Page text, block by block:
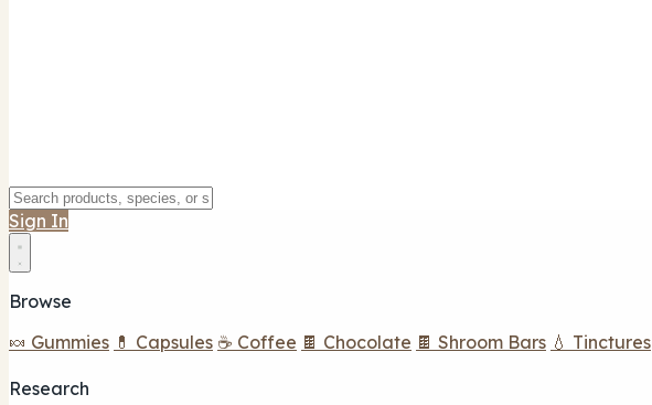
Sign In
Browse
🍬 Gummies 💊 Capsules ☕ Coffee 🍫 Chocolate 🍫 Shroom Bars 💧 Tinctures
Research